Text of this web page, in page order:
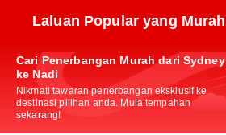
Laluan Popular yang Murah
Cari Penerbangan Murah dari Sydney
ke Nadi
Nikmati tawaran penerbangan eksklusif ke
destinasi pilihan anda. Mula tempahan
sekarang!